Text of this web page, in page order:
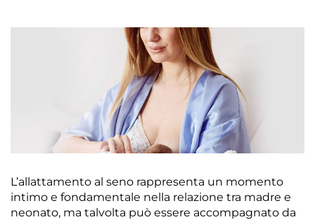
L’allattamento al seno rappresenta un momento
intimo e fondamentale nella relazione tra madre e
neonato, ma talvolta può essere accompagnato da